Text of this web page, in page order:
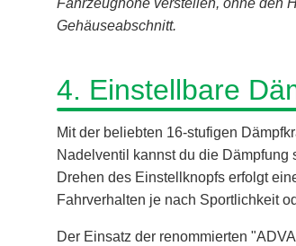
Fahrzeughöhe verstellen, ohne den
Gehäuseabschnitt.
4. Einstellbare
Mit der beliebten 16-stufigen
Nadelventil kannst du die
Drehen des Einstellknopfs erfolgt
Fahrverhalten je nach Sportlichkeit
Der Einsatz der renommierten